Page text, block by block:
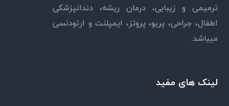
ترمیمی و زیبایی، درمان ریشه، دندانپزشکی
اطفال، جراحی، پریو، پروتز، ایمپلنت و ارتودنسی
میباشد.
لینک های مفید